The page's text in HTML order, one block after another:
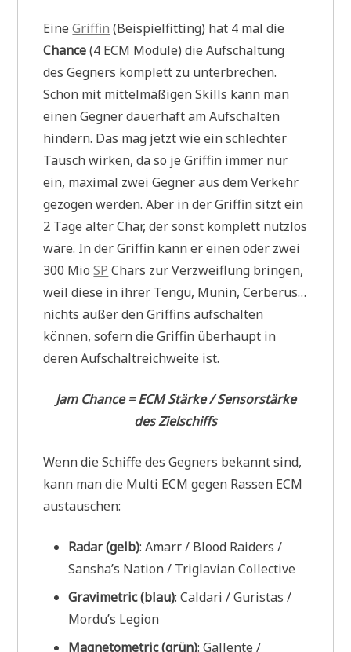
EineGriffin (Beispielfitting) hat 4 mal die
Chance(4 ECM Module) die Aufschaltung
des Gegners komplett zu unterbrechen.
Schon mit mittelmäßigen Skills kann man
einen Gegner dauerhaft am Aufschalten
hindern. Das mag jetzt wie ein schlechter
Tausch wirken, da so je Griffin immer nur
ein, maximal zwei Gegner aus dem Verkehr
gezogen werden. Aber in der Griffin sitzt ein
2 Tage alter Char, der sonst komplett nutzlos
wäre. In der Griffin kann er einen oder zwei
300 MioSP Chars zur Verzweiflung bringen,
weil diese in ihrer Tengu, Munin, Cerberus…
nichts außer den Griffins aufschalten
können, sofern die Griffin überhaupt in
deren Aufschaltreichweite ist.
Jam Chance = ECM Stärke / Sensorstärke
des Zielschiffs
Wenn die Schiffe des Gegners bekannt sind,
kann man die Multi ECM gegen Rassen ECM
austauschen:
Radar (gelb): Amarr / Blood Raiders /
Sansha’s Nation / Triglavian Collective
Gravimetric (blau): Caldari / Guristas /
Mordu’s Legion
Magnetometric (grün): Gallente /